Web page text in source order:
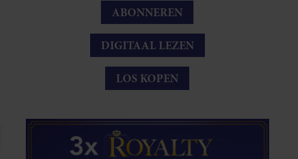
ABONNEREN
DIGITAAL LEZEN
LOS KOPEN